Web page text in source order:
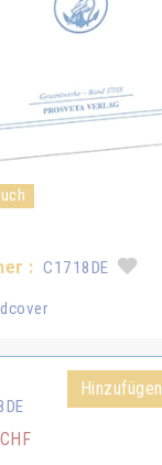
: C1718DE
Hinzufügen